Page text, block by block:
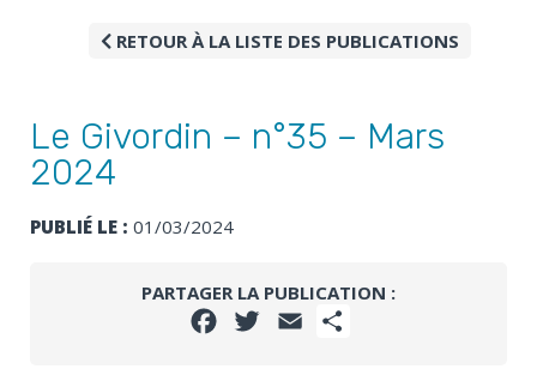
RETOUR À LA LISTE DES PUBLICATIONS
Le Givordin – n°35 – Mars
2024
PUBLIÉ LE : 01/03/2024
PARTAGER LA PUBLICATION :
FACEBOOKTWITTER
EMAIL